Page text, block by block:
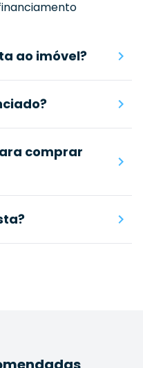
ao imóvel?
comprar